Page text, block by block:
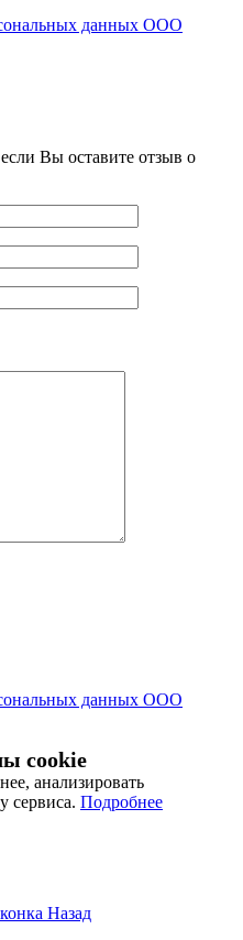
данных ООО
Вы оставите отзыв о
данных ООО
cookie
анализировать
сервиса. Подробнее
Назад